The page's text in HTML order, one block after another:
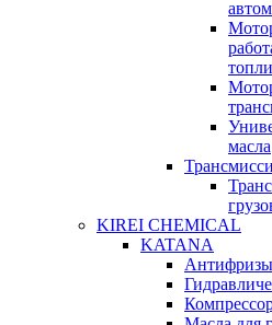
масла
KIREI CHEMICAL
KATANA
Антифризы